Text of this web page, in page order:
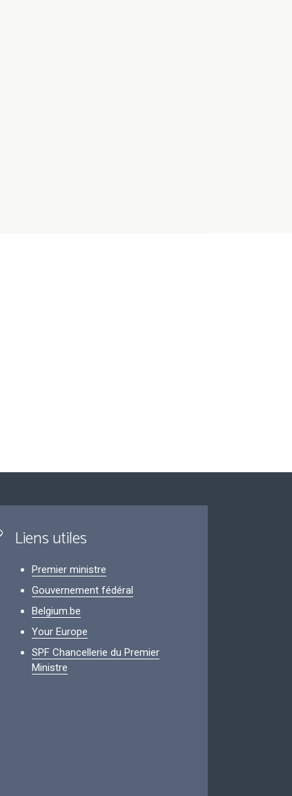
Liens utiles
Premier ministre
Gouvernement fédéral
Belgium.be
Your Europe
SPF Chancellerie du Premier
Ministre